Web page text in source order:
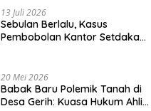
13 Juli 2026
Sebulan Berlalu, Kasus
Pembobolan Kantor Setdakab
20 Mei 2026
Babak Baru Polemik Tanah di
Desa Gerih: Kuasa Hukum Ahli